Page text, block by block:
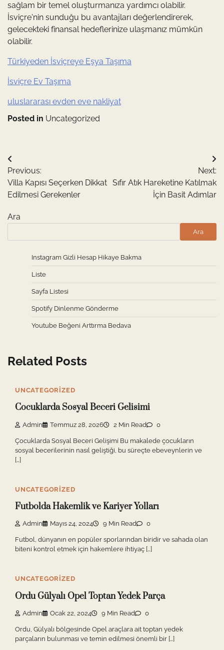
sağlam bir temel oluşturmanıza yardımcı olabilir.
İsviçre'nin sunduğu bu avantajları değerlendirerek,
gelecekteki finansal hedeflerinize ulaşmanız mümkün
olabilir.
Türkiyeden İsviçreye Eşya Taşıma
İsviçre Ev Taşıma
uluslararası evden eve nakliyat
Posted in Uncategorized
Yazı
gezinmesi
Previous:
Villa Kapısı Seçerken Dikkat
Edilmesi Gerekenler
Next:
Sıfır Atık Hareketine Katılmak
İçin Basit Adımlar
Ara
Ara
Instagram Gizli Hesap Hikaye Bakma
Liste
Sayfa Listesi
Spotify Dinlenme Gönderme
Youtube Beğeni Arttırma Bedava
Related Posts
UNCATEGORIZED
Cocuklarda Sosyal Beceri Gelisimi
Admin Temmuz 28, 2026 2 Min Read 0
Çocuklarda Sosyal Beceri Gelişimi Bu makalede çocukların
sosyal becerilerinin nasıl geliştiği, bu süreçte ebeveynlerin ve
[…]
UNCATEGORIZED
Futbolda Hakemlik ve Kariyer Yolları
Admin Mayıs 24, 2024 9 Min Read 0
Futbol, dünyanın en popüler sporlarından biridir ve sahada olan
biteni kontrol etmek için hakemlere ihtiyaç […]
UNCATEGORIZED
Ordu Gülyalı Opel Toptan Yedek Parça
Admin Ocak 22, 2024 9 Min Read 0
Ordu, Gülyalı bölgesinde Opel araçlara ait toptan yedek
parçaların bulunması ve temin edilmesi önemli bir […]